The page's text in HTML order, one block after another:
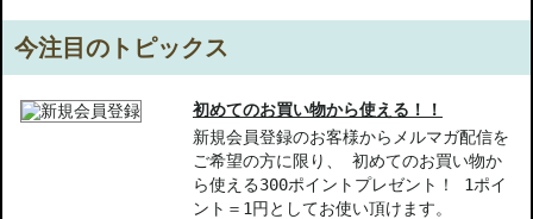
◇こちらの商品は代引きでの発送ができかねます。代引きでご注文
いただいた場合は、コンビニ後払いに変更をさせて頂きます。コン
承ください。
◇こちらの商品は、ヤマト運輸、佐川急便もしくは日本郵便で発送
をさせて頂きます。配送便のご指定はできません。
◇お届け日・お時間帯指定は承っておりません。
◇配送伝票の依頼主名、納品書に弊社以外の物流センター社名が記
今注目のトピックス
初めてのお買い物から使える！！
新規会員登録のお客様からメルマガ配信を
ご希望の方に限り、 初めてのお買い物か
ら使える300ポイントプレゼント！ 1ポイ
ント＝1円としてお使い頂けます。